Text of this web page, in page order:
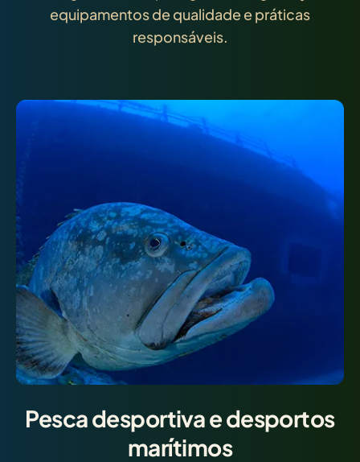
equipamentos de qualidade e práticas
responsáveis.
Pesca desportiva e desportos
marítimos